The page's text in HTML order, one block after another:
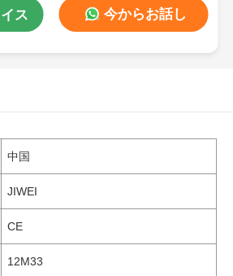
ス 今からお話し
中国
JIWEI
CE
12M33